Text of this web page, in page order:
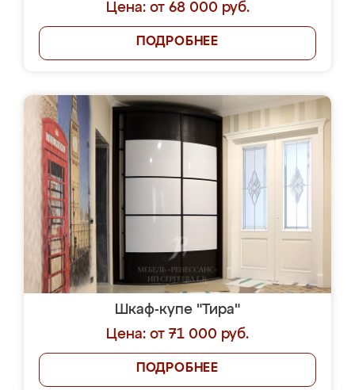
Цена: от 68 000 руб.
ПОДРОБНЕЕ
Шкаф-купе "Тира"
Цена: от 71 000 руб.
ПОДРОБНЕЕ